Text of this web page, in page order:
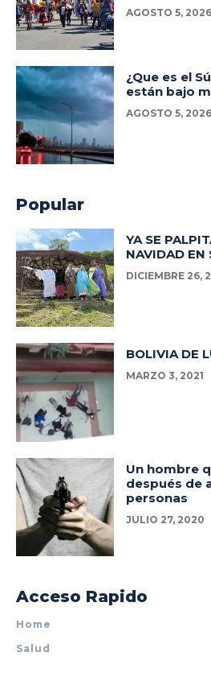
AGOSTO 5, 2026
¿Que es el
están bajo
AGOSTO 5, 2026
Popular
YA SE
NAVIDAD EN
DICIEMBRE 26,
BOLIVIA DE
MARZO 3, 2021
Un hombre
después de
personas
JULIO 27, 2020
Acceso Rapido
Home
Salud